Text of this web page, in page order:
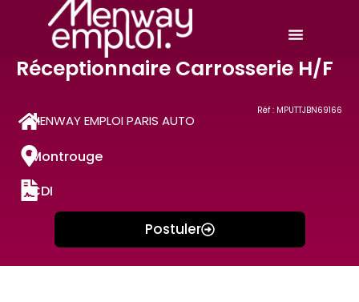
Réf : MPUTTJBN69166
Réceptionnaire Carrosserie H/F
MENWAY EMPLOI PARIS AUTO
Montrouge
CDI
Postuler